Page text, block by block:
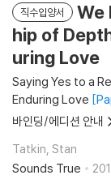
직수입양서
We
hip of
uring Love
Saying Yes to a
Enduring Love
바인딩/에디션 안내
Tatkin, Stan
Sounds True